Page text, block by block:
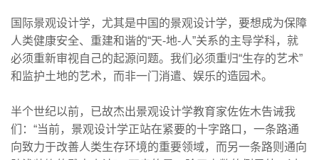
国际景观设计学，尤其是中国的景观设计学，要想成为保障
人类健康安全、重建和谐的“天-地-人”关系的主导学科，就
必须重新审视自己的起源问题。我们必须重归“生存的艺术”
和监护土地的艺术，而非一门消遣、娱乐的造园术。
半个世纪以前，已故杰出景观设计学教育家佐佐木告诫我
们：“当前，景观设计学正站在紧要的十字路口，一条路通
向致力于改善人类生存环境的重要领域，而另一条路则通向